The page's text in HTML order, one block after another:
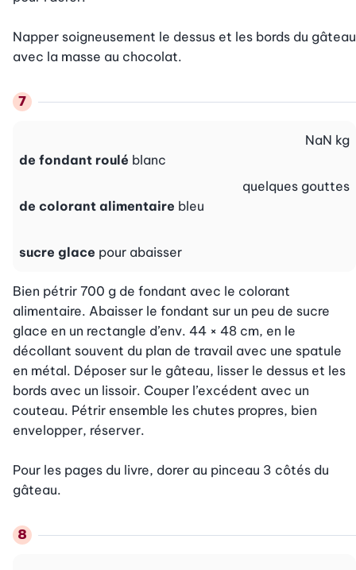
Napper soigneusement le dessus et les bords du gâteau
avec la masse au chocolat.
de fondant roulé blanc
NaN kg
de colorant alimentaire bleu
quelques gouttes
sucre glace pour abaisser
Bien pétrir 700 g de fondant avec le colorant
alimentaire. Abaisser le fondant sur un peu de sucre
glace en un rectangle d’env. 44 × 48 cm, en le
décollant souvent du plan de travail avec une spatule
en métal. Déposer sur le gâteau, lisser le dessus et les
bords avec un lissoir. Couper l’excédent avec un
couteau. Pétrir ensemble les chutes propres, bien
envelopper, réserver.
Pour les pages du livre, dorer au pinceau 3 côtés du
gâteau.